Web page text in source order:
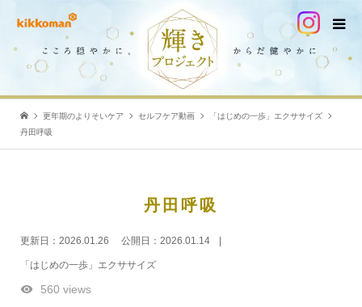
更年期のよりそいケア セルフケア動画
「はじめの一歩」エクササイズ
丹田呼吸
丹田呼吸
更新日： 2026.01.26 公開日： 2026.01.14
「はじめの一歩」エクササイズ
560 views